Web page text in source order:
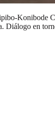
Konibode
en